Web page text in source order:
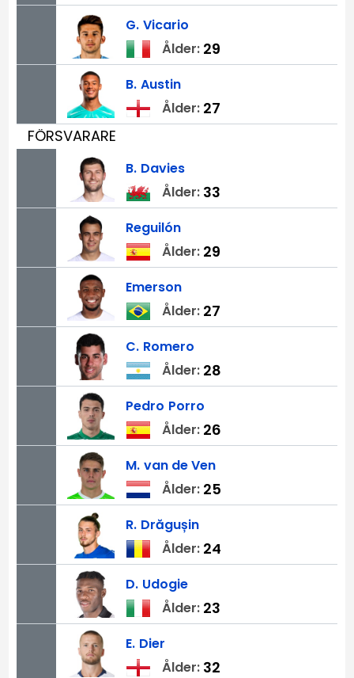
G. Vicario
Ålder: 29
B. Austin
Ålder: 27
FÖRSVARARE
B. Davies
Ålder: 33
Reguilón
Ålder: 29
Emerson
Ålder: 27
C. Romero
Ålder: 28
Pedro Porro
Ålder: 26
M. van de Ven
Ålder: 25
R. Drăgușin
Ålder: 24
D. Udogie
Ålder: 23
E. Dier
Ålder: 32